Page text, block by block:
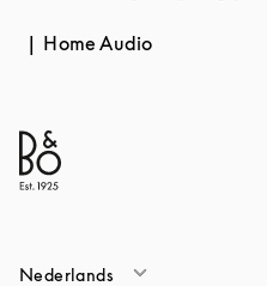
Home Audio
Nederlands